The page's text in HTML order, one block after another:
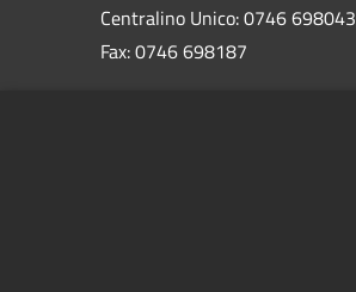
Centralino Unico: 0746 698043
Fax: 0746 698187